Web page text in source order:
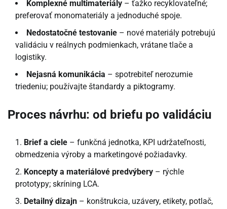
Komplexné multimateriály – ťažko recyklovateľné;
preferovať monomateriály a jednoduché spoje.
Nedostatočné testovanie – nové materiály potrebujú
validáciu v reálnych podmienkach, vrátane tlače a
logistiky.
Nejasná komunikácia – spotrebiteľ nerozumie
triedeniu; používajte štandardy a piktogramy.
Proces návrhu: od briefu po validáciu
Brief a ciele – funkčná jednotka, KPI udržateľnosti,
obmedzenia výroby a marketingové požiadavky.
Koncepty a materiálové predvýbery – rýchle
prototypy; skríning LCA.
Detailný dizajn – konštrukcia, uzávery, etikety, potlač,